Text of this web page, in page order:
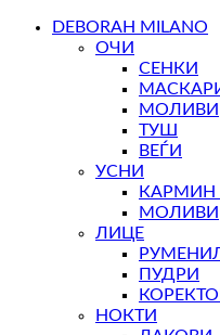
DEBORAH MILANO
ОЧИ
СЕНКИ
МОЛИВИ
ТУШ
ВЕЃИ
УСНИ
КАРМИН
МОЛИВИ
ЛИЦЕ
ПУДРИ
НОКТИ